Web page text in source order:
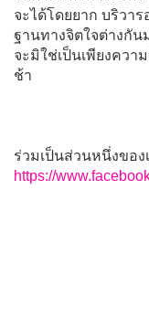
จะได้โดยยาก บริวา
ฐานทางจิตใจต่างกั
จะมิใช่เป็นเพียงควา
ช้า
ร่วมเป็นส่วนหนึ่งของ
https://